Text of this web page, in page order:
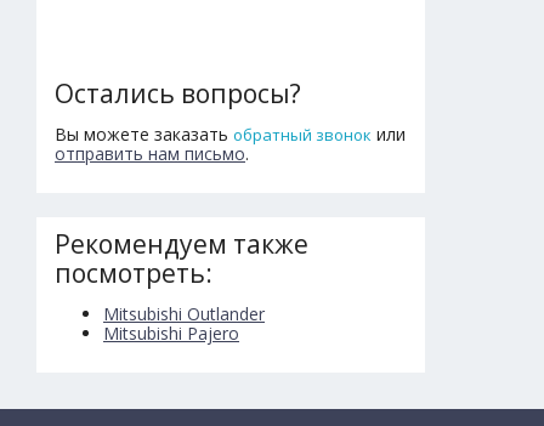
Остались вопросы?
Вы можете заказать обратный звонок или
отправить нам письмо.
Рекомендуем также
посмотреть:
Mitsubishi Outlander
Mitsubishi Pajero